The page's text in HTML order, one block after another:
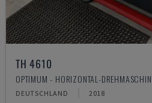
TH 4610
OPTIMUM - HORIZONTAL-
DEUTSCHLAND 2018